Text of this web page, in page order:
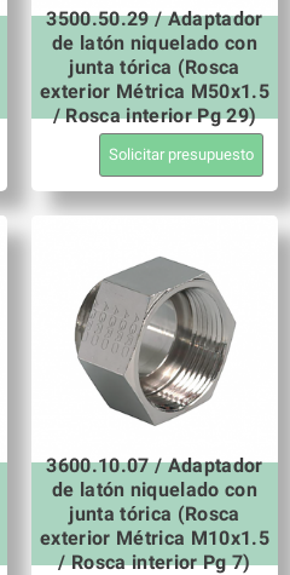
3500.50.29 / Adaptador
de latón niquelado con
junta tórica (Rosca
exterior Métrica M50x1.5
/ Rosca interior Pg 29)
Solicitar presupuesto
3600.10.07 / Adaptador
de latón niquelado con
junta tórica (Rosca
exterior Métrica M10x1.5
/ Rosca interior Pg 7)